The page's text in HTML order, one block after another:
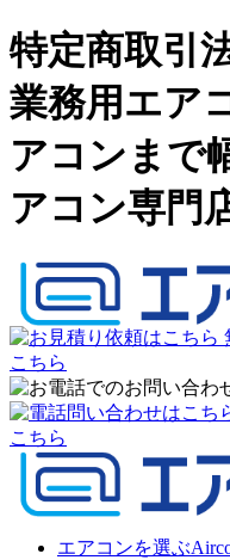
特定商取引
業務用エア
アコンまで
アコン専門
こちら
こちら
エアコンを選ぶ